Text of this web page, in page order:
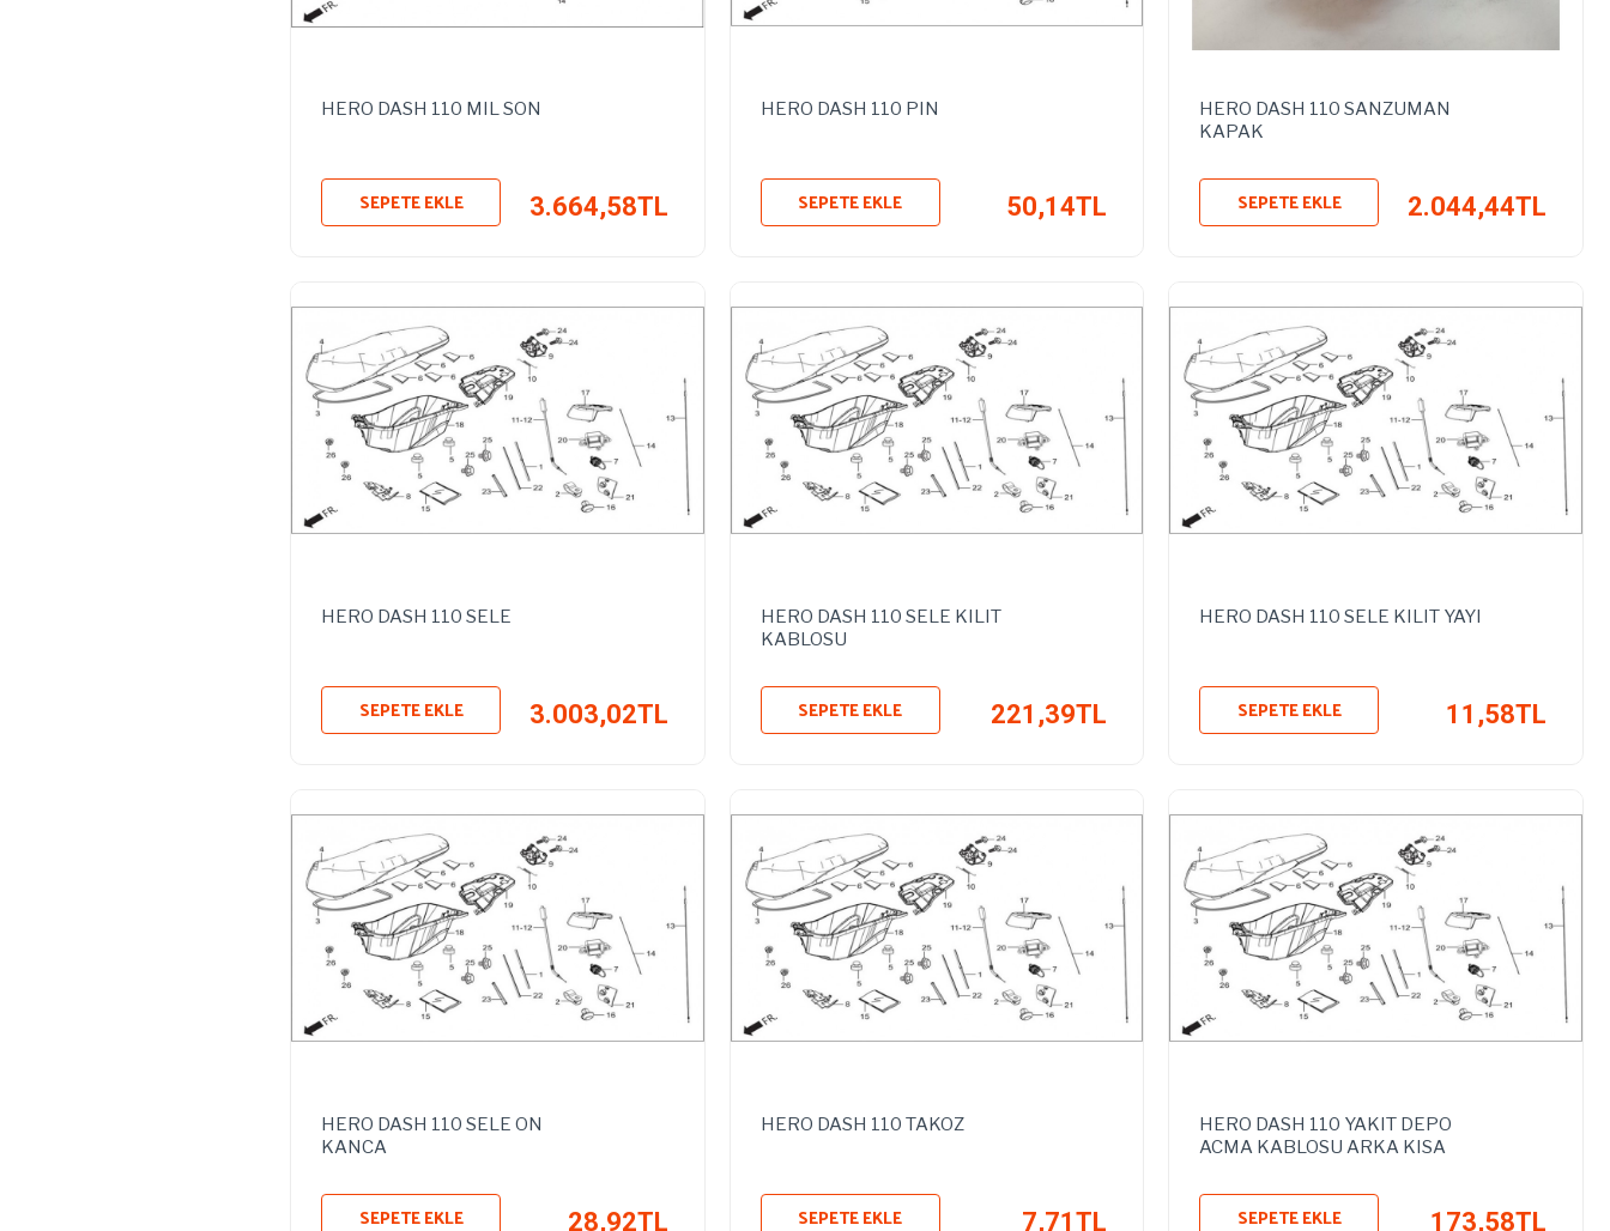
HERO DASH 110 MIL SON
3.664,58TL
SEPETE EKLE
HERO DASH 110 PIN
50,14TL
SEPETE EKLE
HERO DASH 110 SANZUMAN
KAPAK
2.044,44TL
SEPETE EKLE
HERO DASH 110 SELE
3.003,02TL
SEPETE EKLE
HERO DASH 110 SELE KILIT
KABLOSU
221,39TL
SEPETE EKLE
HERO DASH 110 SELE KILIT YAYI
11,58TL
SEPETE EKLE
HERO DASH 110 SELE ON
KANCA
28,92TL
SEPETE EKLE
HERO DASH 110 TAKOZ
7,71TL
SEPETE EKLE
HERO DASH 110 YAKIT DEPO
ACMA KABLOSU ARKA KISA
173,58TL
SEPETE EKLE